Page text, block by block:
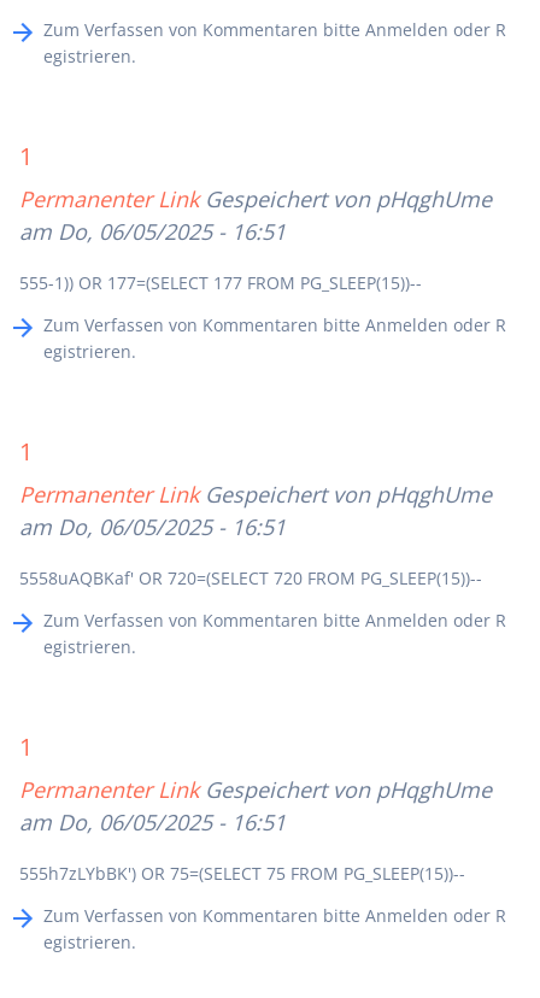
Zum Verfassen von Kommentaren bitte Anmelden oder R
egistrieren.
1
Permanenter Link Gespeichert von pHqghUme
am Do, 06/05/2025 - 16:51
555-1)) OR 177=(SELECT 177 FROM PG_SLEEP(15))--
Zum Verfassen von Kommentaren bitte Anmelden oder R
egistrieren.
1
Permanenter Link Gespeichert von pHqghUme
am Do, 06/05/2025 - 16:51
5558uAQBKaf' OR 720=(SELECT 720 FROM PG_SLEEP(15))--
Zum Verfassen von Kommentaren bitte Anmelden oder R
egistrieren.
1
Permanenter Link Gespeichert von pHqghUme
am Do, 06/05/2025 - 16:51
555h7zLYbBK') OR 75=(SELECT 75 FROM PG_SLEEP(15))--
Zum Verfassen von Kommentaren bitte Anmelden oder R
egistrieren.